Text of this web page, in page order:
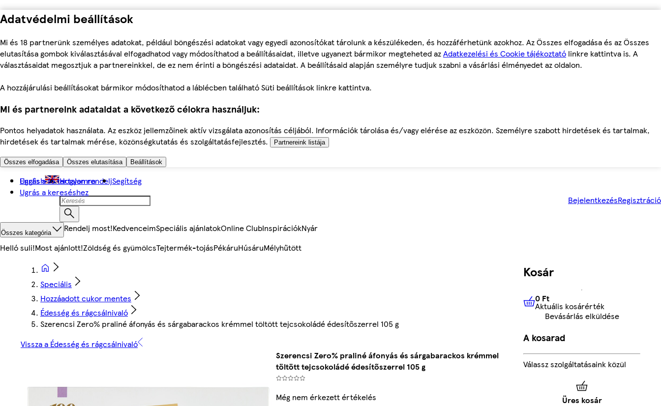
Adatvédelmi beállítások
Mi és 18 partnerünk személyes adatokat, például böngészési adatokat vagy egyedi azonosítókat tárolunk a készülékeden, és hozzáférhetünk azokhoz. Az Összes elfogadása és az Összes
elutasítása gombok kiválasztásával elfogadhatod vagy módosíthatod a beállításaidat, illetve ugyanezt bármikor megteheted azAdatkezelési és Cookie tájékoztató linkre kattintva is. A
választásaidat megosztjuk a partnereinkkel, de ez nem érinti a böngészési adataidat. A beállításaid alapján személyre tudjuk szabni a vásárlási élményedet az oldalon.
A hozzájárulási beállításokat bármikor módosíthatod a láblécben található Süti beállítások linkre kattintva.
Mi és partnereink adataidat a következő célokra használjuk:
Pontos helyadatok használata. Az eszköz jellemzőinek aktív vizsgálata azonosítás céljából. Információk tárolása és/vagy elérése az eszközön. Személyre szabott hirdetések és tartalmak,
hirdetések és tartalmak mérése, közönségkutatás és szolgáltatásfejlesztés.
Partnereink listája
Összes elfogadása Összes elutasítása Beállítások
Ugrás a fő tartalomra
Ugrás a kereséshez
English Hogyan rendeljSegítség
BejelentkezésRegisztráció
Összes kategória Rendelj most!KedvenceimSpeciális ajánlatokOnline ClubInspirációkNyár
Helló suli!Most ajánlott!Zöldség és gyümölcsTejtermék-tojásPékáruHúsáruMélyhűtött
Speciális
Hozzáadott cukor mentes
Édesség és rágcsálnivaló
Szerencsi Zero% praliné áfonyás és sárgabarackos krémmel töltött tejcsokoládé édesítőszerrel 105 g
Vissza a Édesség és rágcsálnivaló
Szerencsi Zero% praliné áfonyás és sárgabarackos krémmel
töltött tejcsokoládé édesítőszerrel 105 g
Még nem érkezett értékelés
Kosár
0 FtAktuális kosárérték
0 Ft
Aktuális kosárérték
Bevásárlás elküldése
A kosarad
Válassz szolgáltatásaink közül
Üres kosár